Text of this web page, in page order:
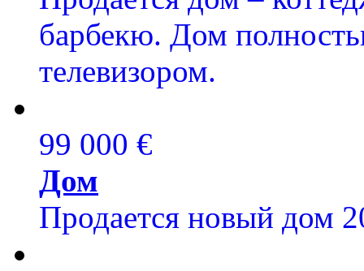
барбекю. Дом
телевизором.
99 000 €
Дом
Продается новый дом